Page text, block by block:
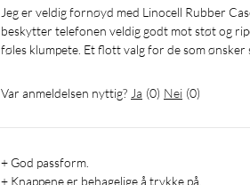
Jeg er veldig fornøyd med Linocell Rubber Case for Galaxy S24 Ultra i svart. Dekselet har en solid og slitesterk design som
beskytter telefonen veldig godt mot støt og
føles klumpete. Et flott valg for de som
Var anmeldelsen nyttig? Ja (0) Nei (0)
+ God passform.
+ Knappene er behagelige å trykke på.